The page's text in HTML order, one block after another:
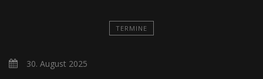
TERMINE
30. August 2025